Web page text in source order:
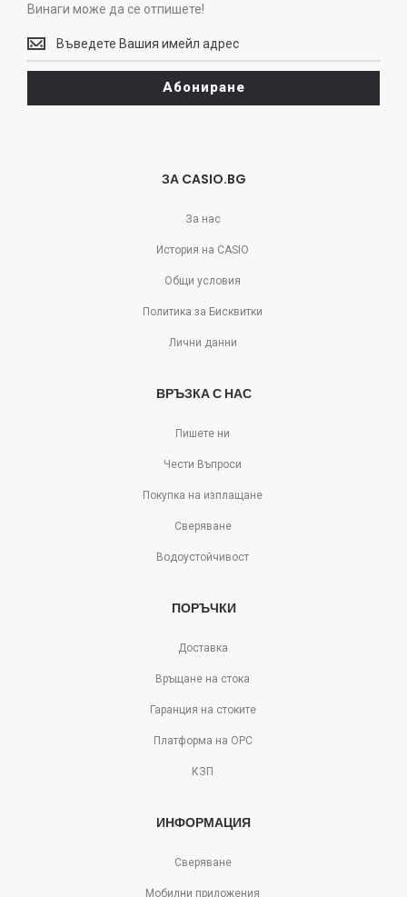
Винаги може да се отпишете!
Винаги
може
да
отпишете!
Абониране
ЗА CASIO.BG
За нас
История на CASIO
Общи условия
Политика за Бисквитки
Лични данни
ВРЪЗКА С НАС
Пишете ни
Чести Въпроси
Покупка на изплащане
Сверяване
Водоустойчивост
ПОРЪЧКИ
Доставка
Връщане на стока
Гаранция на стоките
Платформа на ОРС
КЗП
ИНФОРМАЦИЯ
Сверяване
Мобилни приложения